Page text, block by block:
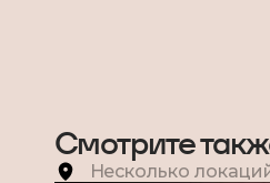
Смотрите
Несколько